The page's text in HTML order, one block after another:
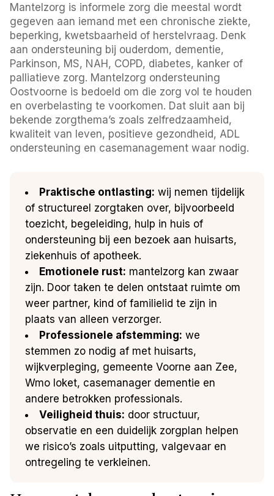
Mantelzorg is informele zorg die meestal wordt
gegeven aan iemand met een chronische ziekte,
beperking, kwetsbaarheid of herstelvraag. Denk
aan ondersteuning bij ouderdom, dementie,
Parkinson, MS, NAH, COPD, diabetes, kanker of
palliatieve zorg. Mantelzorg ondersteuning
Oostvoorne is bedoeld om die zorg vol te houden
en overbelasting te voorkomen. Dat sluit aan bij
bekende zorgthema’s zoals zelfredzaamheid,
kwaliteit van leven, positieve gezondheid, ADL
ondersteuning en casemanagement waar nodig.
Praktische ontlasting: wij nemen tijdelijk
of structureel zorgtaken over, bijvoorbeeld
toezicht, begeleiding, hulp in huis of
ondersteuning bij een bezoek aan huisarts,
ziekenhuis of apotheek.
Emotionele rust: mantelzorg kan zwaar
zijn. Door taken te delen ontstaat ruimte om
weer partner, kind of familielid te zijn in
plaats van alleen verzorger.
Professionele afstemming: we
stemmen zo nodig af met huisarts,
wijkverpleging, gemeente Voorne aan Zee,
Wmo loket, casemanager dementie en
andere betrokken professionals.
Veiligheid thuis: door structuur,
observatie en een duidelijk zorgplan helpen
we risico’s zoals uitputting, valgevaar en
ontregeling te verkleinen.